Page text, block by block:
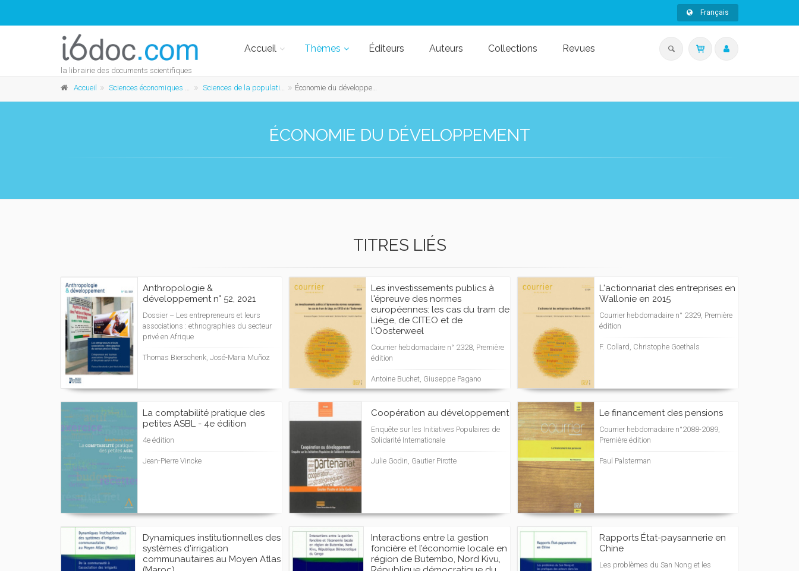
Français
la librairie des documents scientifiques
Accueil Thèmes Éditeurs Auteurs Collections Revues
Accueil Sciences économiques et sociales Sciences de la population et du développement Économie du développement
ÉCONOMIE DU DÉVELOPPEMENT
TITRES LIÉS
Anthropologie &
développement n° 52, 2021
Dossier – Les entrepreneurs et leurs
associations : ethnographies du secteur
privé en Afrique
Thomas Bierschenk, José-Maria Muñoz
Les investissements publics à
l'épreuve des normes
européennes: les cas du tram de
Liège, de CITEO et de
l'Oosterweel
Courrier hebdomadaire n° 2328, Première
édition
Antoine Buchet, Giuseppe Pagano
L'actionnariat des entreprises en
Wallonie en 2015
Courrier hebdomadaire n° 2329, Première
édition
F. Collard, Christophe Goethals
La comptabilité pratique des
petites ASBL - 4e édition
4e édition
Jean-Pierre Vincke
Coopération au développement
Enquête sur les Initiatives Populaires de
Solidarité Internationale
Julie Godin, Gautier Pirotte
Le financement des pensions
Courrier hebdomadaire n°2088-2089,
Première édition
Paul Palsterman
Dynamiques institutionnelles des
systèmes d'irrigation
communautaires au Moyen Atlas
Interactions entre la gestion
foncière et l’économie locale en
région de Butembo, Nord Kivu,
Rapports État-paysannerie en
Chine
Les problèmes du San Nong et les